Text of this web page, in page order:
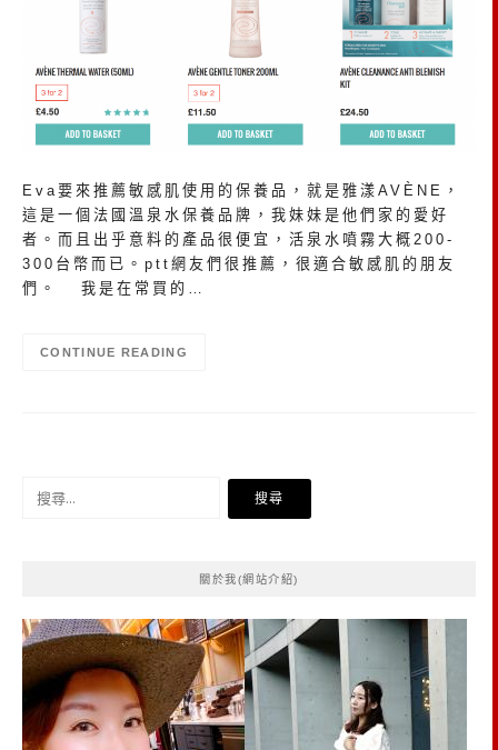
Eva要來推薦敏感肌使用的保養品，就是雅漾AVÈNE，
這是一個法國溫泉水保養品牌，我妹妹是他們家的愛好
者。而且出乎意料的產品很便宜，活泉水噴霧大概200-
300台幣而已。ptt網友們很推薦，很適合敏感肌的朋友
們。 我是在常買的…
CONTINUE READING
尋
關於我(網站介紹)